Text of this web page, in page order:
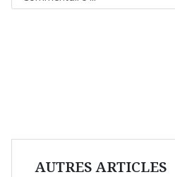
AUTRES ARTICLES